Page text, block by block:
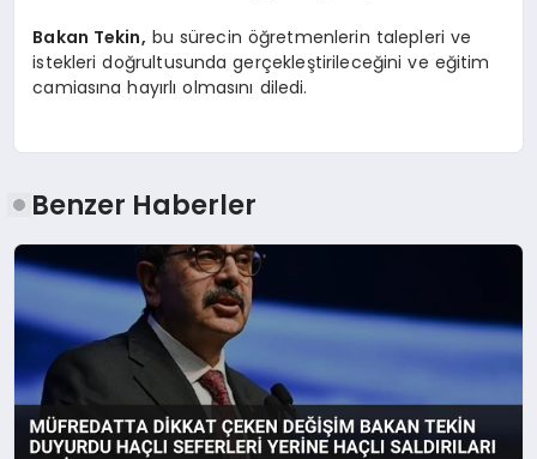
Bakan Tekin, bu sürecin öğretmenlerin talepleri ve
istekleri doğrultusunda gerçekleştirileceğini ve eğitim
camiasına hayırlı olmasını diledi.
Benzer Haberler